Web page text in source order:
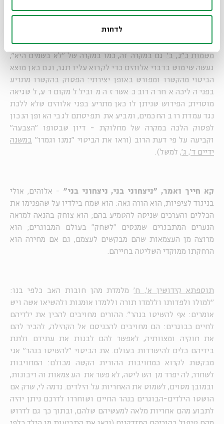
לדחות
הלימוד והחינוך. ר' ירמיה מוסיף טעם נוסף להתעלמות מבת
הקול. טעם זה מבוסס על הביטוי "אחרי רבים להטות", הלקוח
משמות כ"ג, ב'. גם במקרה זה, כמו במקרה של "לא בשמים היא",
נעשה שימוש בדברי אלוהים כדי לקרוא עליו תגר, וגם כאן מוּצא
הביטוי מהקשרו ומפורש באופן יצירתי: הפסוק בהקשרו מתריע
בפני הליכה אחר הרוב כאשר זה מוביל למקום רע, לשגיאה
מוסרית; הפירוש שניתן לו כאן מתריע בפני אלוהים שלא ללכת
נגד עמדת רוב החכמים, ומביע את תפיסתם לגבי האופן הנכון
לפסוק הלכה במקרה של מחלוקת - דיון שבסופו "הצבעה"
וקביעה על פי דעת הרוב (וראו את הביטוי "נמנו וגמרו" במשנה
ידיים ד', ג', למשל).
קא חייך ואמר, "ניצחוני בני, ניצחוני בני" - אלוהים, אולי
בניגוד לציפיות, הוא הורה גאה: הוא שמח בילדיו על שהפנימו את
הכללים והערכים שניסה להטמיע בהם; הוא צוחק בהנאה למראה
הנערים המתבגרים שמנסים "לשחק" בעולם המבוגרים; הוא
מרוצה מן העצמאות שהם מבקשים לעצמם, גם אם מחירה הוא
הרחקתו ממוקדי השליטה בחייהם.
תוספתא קידושין א', ח'מלמדת מהן חובות האב כלפי בנו:
"למולו ולפדותו וללמדו תורה וללמדו אוּמנות ולהשיאו אשה ויש
אומרים: אף להשיטו בנהר". ההורים מחויבים להכין את ילדיהם
לחיים כבוגרים: הם מחויבים להכניסם אל הקהילה, להכיר להם
את חוקיה ומצוותיה, לאפשר להם לבנות את עתידם ולתת
בידיהם כלים להישרדות בעולם. את הביטוי "להשיטו בנהר" אני
מבקשת לקרוא כמחויבות ההורית הקשה מכולם: המחויבות
לשחרר, להיפרד מן השליטה, לאפשר את העצמאות והריבונות,
ובמובן מסוים, לשמוט את האחריות על הילדים. נדמה לי, שרק אם
הושטו הילדים-הבוגרים בנהר החיים ושוחררו לדרכם ניתן יהיה
לתבוע מהם אחריות מלאה למעשיהם שלהם, ובתוך כך גם לדרוש